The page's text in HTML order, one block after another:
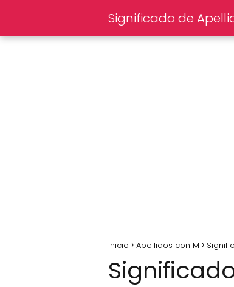
Significado de
Inicio Apellidos con M